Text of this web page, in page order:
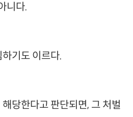
니다.
기도 이르다.
당한다고 판단되면, 그 처벌